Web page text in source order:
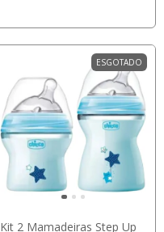
ESGOTADO
Kit 2 Mamadeiras Step Up